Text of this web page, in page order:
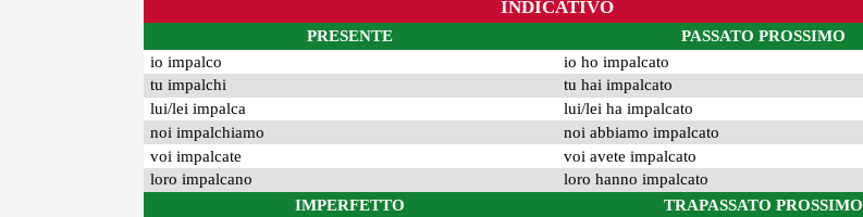
INDICATIVO
PRESENTE
io impalco
tu impalchi
lui/lei impalca
noi impalchiamo
voi impalcate
loro impalcano
IMPERFETTO
PASSATO PROSSIMO
io ho impalcato
tu hai impalcato
lui/lei ha impalcato
noi abbiamo impalcato
voi avete impalcato
loro hanno impalcato
TRAPASSATO PROSSIMO